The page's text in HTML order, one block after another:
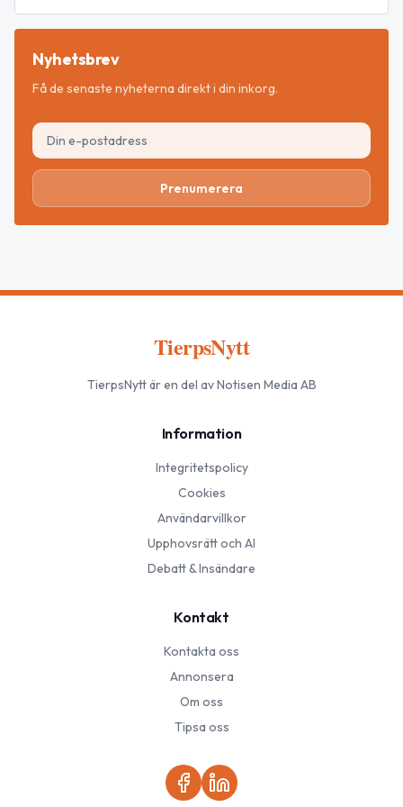
Nyhetsbrev
Få de senaste nyheterna direkt i din inkorg.
Prenumerera
TierpsNytt
TierpsNyttär en del av Notisen Media AB
Information
Integritetspolicy
Cookies
Användarvillkor
Upphovsrätt och AI
Debatt & Insändare
Kontakt
Kontakta oss
Annonsera
Om oss
Tipsa oss